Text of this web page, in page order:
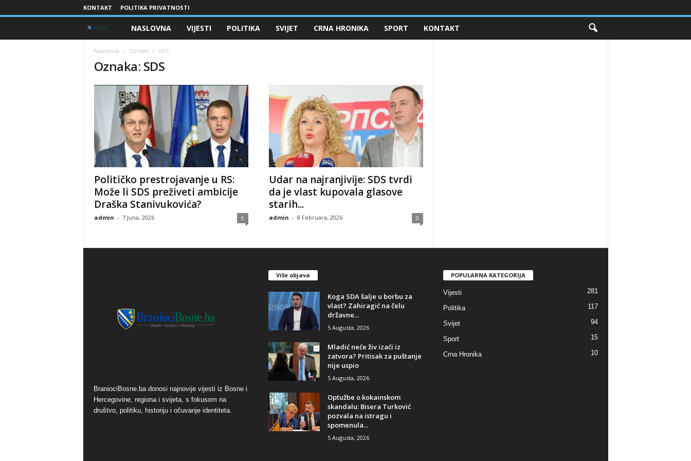
KONTAKT POLITIKA PRIVATNOSTI
r
a
n
i
o
c
i
B
NASLOVNA VIJESTI POLITIKA SVIJET CRNA HRONIKA SPORT KONTAKT
Naslovnica Oznake SDS
Oznaka: SDS
Političko prestrojavanje u RS:
Može li SDS preživeti ambicije
Draška Stanivukovića?
admin - 7 Juna, 2026 0
Udar na najranjivije: SDS tvrdi
da je vlast kupovala glasove
starih...
admin - 8 Februara, 2026 0
BraniociBosne.ba donosi najnovije vijesti iz Bosne i
Hercegovine, regiona i svijeta, s fokusom na
društvo, politiku, historiju i očuvanje identiteta.
Više objava
​Koga SDA šalje u borbu za
vlast? Zahiragić na čelu
državne...
5 Augusta, 2026
​Mladić neće živ izaći iz
zatvora? Pritisak za puštanje
nije uspio
5 Augusta, 2026
​Optužbe o kokainskom
skandalu: Bisera Turković
pozvala na istragu i
spomenula...
5 Augusta, 2026
POPULARNA KATEGORIJA
Vijesti 281
Politika 117
Svijet 94
Sport 15
Crna Hronika 10